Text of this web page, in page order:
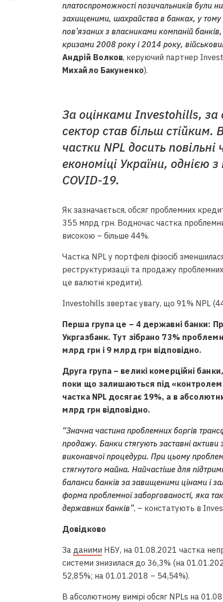
платоспроможності позичальників були
захищеними, шахрайства в банках, у
пов’язаних з власниками компаній
кризами 2008 року і 2014 року,
Андрій Волков, керуючий партнер
Михайло Бакуненко).
За оцінками Investohills, за
сектор став більш
частки NPL досить
економіці України, однією
COVID-19.
Як зазначається, обсяг проблемних
355 млрд грн. Водночас частка
високою – більше 44%.
Частка NPL у портфелі фізосіб
реструктуризації та продажу
це валютні кредити).
Investohills звертає увагу, що 91% NPL
Перша група це – 4 державні банки:
Укргазбанк. Тут зібрано 73%
млрд грн і 9 млрд грн відповідно.
Друга група – великі комерційні
поки що залишаються під
частка NPL досягає 19%, а в
млрд грн відповідно.
“Значна частина проблемних боргів
продажу. Банки стягують заставні
виконавчої процедури. При цьому
стягнутого майна. Найчастіше для
баланси банків за завищеними цінами і
форма проблемної заборгованості, яка
державних банків”, – констатують в
Довідково
За даними НБУ, на 01.08.2021 частка
системи знизилася до 36,3% (на
52,85%; на 01.01.2018 – 54,54%).
В абсолютному вимірі обсяг NPLs на